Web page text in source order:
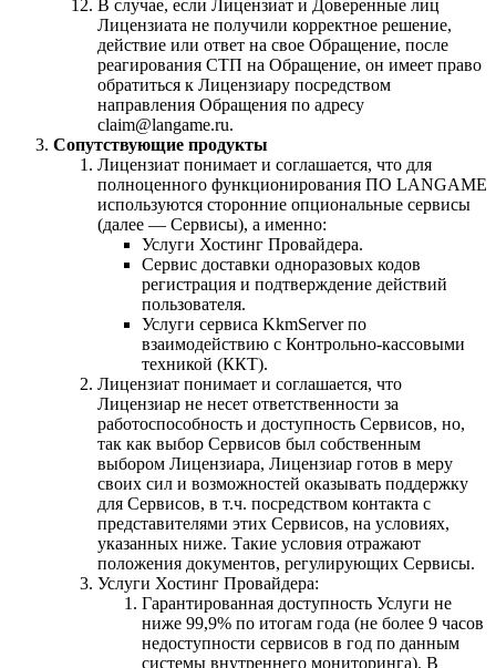
В случае, если Лицензиат и Доверенные лиц
Лицензиата не получили корректное решение,
действие или ответ на свое Обращение, после
реагирования СТП на Обращение, он имеет право
обратиться к Лицензиару посредством
направления Обращения по адресу
claim@langame.ru.
Сопутствующие продукты
Лицензиат понимает и соглашается, что для
полноценного функционирования ПО LANGAME
используются сторонние опциональные сервисы
(далее — Сервисы), а именно:
Услуги Хостинг Провайдера.
Сервис доставки одноразовых кодов
регистрация и подтверждение действий
пользователя.
Услуги сервиса KkmServer по
взаимодействию с Контрольно-кассовыми
техникой (ККТ).
Лицензиат понимает и соглашается, что
Лицензиар не несет ответственности за
работоспособность и доступность Сервисов, но,
так как выбор Сервисов был собственным
выбором Лицензиара, Лицензиар готов в меру
своих сил и возможностей оказывать поддержку
для Сервисов, в т.ч. посредством контакта с
представителями этих Сервисов, на условиях,
указанных ниже. Такие условия отражают
положения документов, регулирующих Сервисы.
Услуги Хостинг Провайдера:
Гарантированная доступность Услуги не
ниже 99,9% по итогам года (не более 9 часов
недоступности сервисов в год по данным
системы внутреннего мониторинга). В